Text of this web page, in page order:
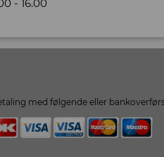
- 16.00
med følgende eller